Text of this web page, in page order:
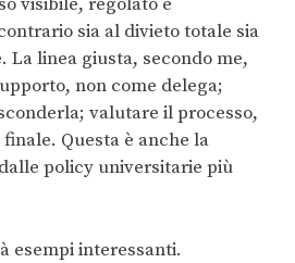
sia al divieto totale sia
La linea giusta, secondo me,
non come delega;
valutare il processo,
Questa è anche la
policy universitarie più
esempi interessanti.